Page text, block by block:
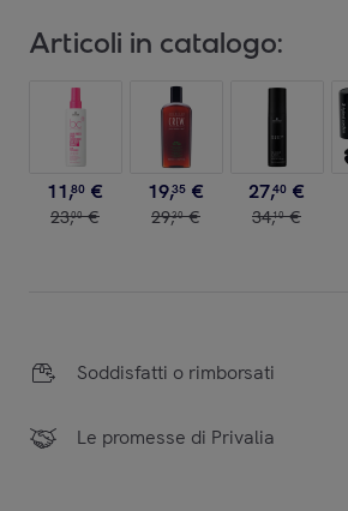
Articoli in catalogo:
11,80 €
23,00 €
19,35 €
29,30 €
27,40 €
34,10 €
Soddisfatti o rimborsati
Le promesse di Privalia